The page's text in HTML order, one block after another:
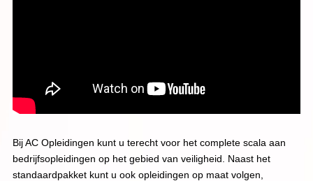
Bij AC Opleidingen kunt u terecht voor het complete scala aan
bedrijfsopleidingen op het gebied van veiligheid. Naast het
standaardpakket kunt u ook opleidingen op maat volgen,